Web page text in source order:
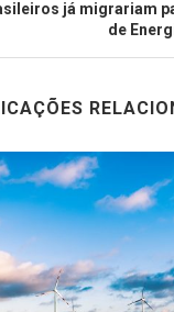
já migrariam
de